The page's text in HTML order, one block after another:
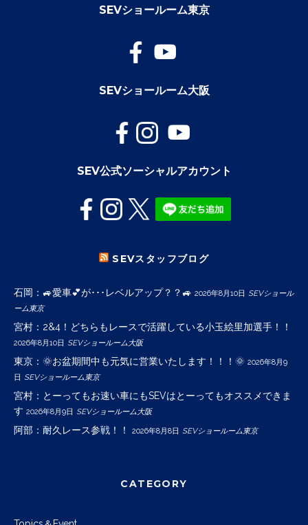
SEVショールーム東京
SEVショールーム大阪
SEV公式ソーシャルアカウント
SEVスタッフブログ
石岡：🚙愛車💕が･･･レベルアップ？？🚙 2026年8月10日 SEVショール
ーム東京
宮村：2&4！どちらもレースで活躍している小玉絵里加選手！！
2026年8月10日 SEVショールーム大阪
東京：🌞お盆期間中も元気に営業いたします！！！🌞 2026年8月9
日 SEVショールーム東京
宮村：とーってもお速い車にもSEVはとーってもオススメできま
す 2026年8月9日 SEVショールーム大阪
阿部：耐久レース参戦！！ 2026年8月8日 SEVショールーム東京
CATEGORY